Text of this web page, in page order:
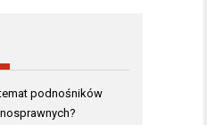
podnośników